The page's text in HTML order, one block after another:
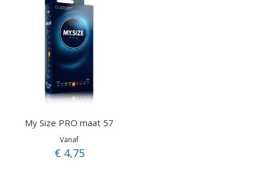
My Size PRO maat 57
Vanaf
€ 4,75